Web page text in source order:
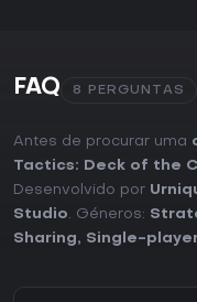
FAQ 8 PERGUNTAS
Antes de procurar uma
Tactics: Deck of the
Desenvolvido por
Studio. Géneros:
Sharing, Single-player